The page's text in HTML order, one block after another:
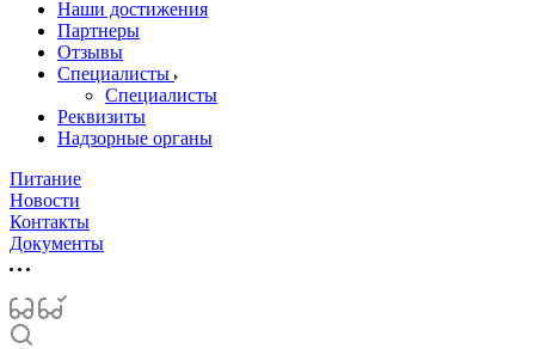
Наши достижения
Партнеры
Отзывы
Специалисты
Специалисты
Реквизиты
Надзорные органы
Питание
Новости
Контакты
Документы